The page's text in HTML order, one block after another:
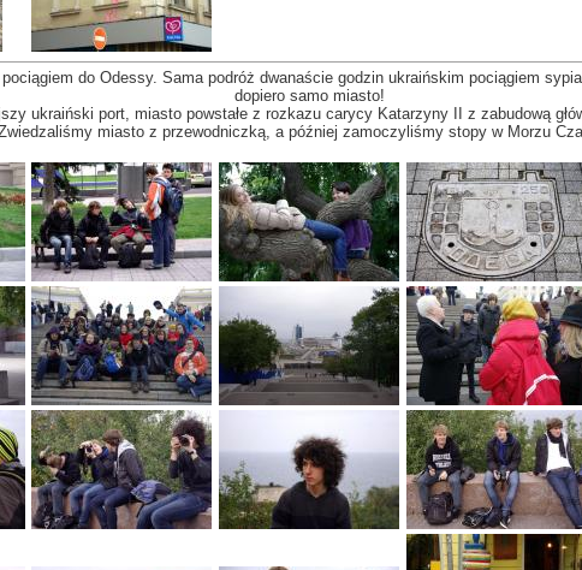
do Odessy. Sama podróż dwanaście godzin ukraińskim pociągiem
dopiero samo miasto!
ukraiński port, miasto powstałe z rozkazu carycy Katarzyny II z zabudową
miasto z przewodniczką, a później zamoczyliśmy stopy w Morzu